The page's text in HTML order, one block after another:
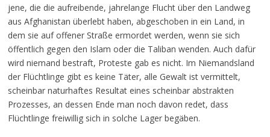
jene, die die aufreibende, jahrelange Flucht über den Landweg
aus Afghanistan überlebt haben, abgeschoben in ein Land, in
dem sie auf offener Straße ermordet werden, wenn sie sich
öffentlich gegen den Islam oder die Taliban wenden. Auch dafür
wird niemand bestraft, Proteste gab es nicht. Im Niemandsland
der Flüchtlinge gibt es keine Täter, alle Gewalt ist vermittelt,
scheinbar naturhaftes Resultat eines scheinbar abstrakten
Prozesses, an dessen Ende man noch davon redet, dass
Flüchtlinge freiwillig sich in solche Lager begäben.